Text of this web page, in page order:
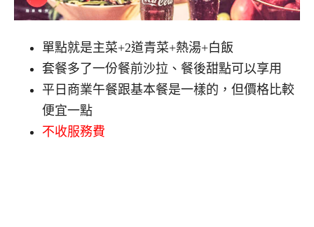
單點就是主菜+2道青菜+熱湯+白飯
套餐多了一份餐前沙拉、餐後甜點可以享用
平日商業午餐跟基本餐是一樣的，但價格比較
便宜一點
不收服務費